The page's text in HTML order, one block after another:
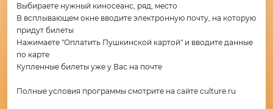
Выбираете нужный киносеанс, ряд, место
В всплывающем окне вводите электронную почту, на которую
придут билеты
Нажимаете "Оплатить Пушкинской картой" и вводите данные
по карте
Купленные билеты уже у Вас на почте
Полные условия программы смотрите на сайте culture.ru